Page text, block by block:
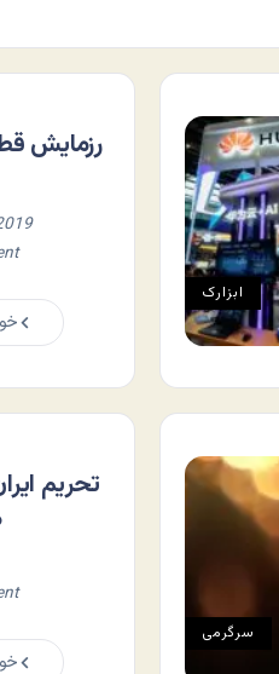
رزمایش
ابزارک
تحریم
سرگرمی